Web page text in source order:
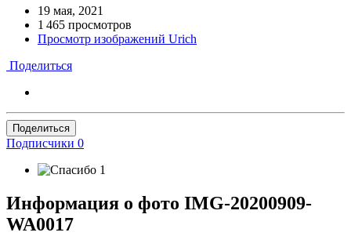
19 мая, 2021
1 465 просмотров
Просмотр изображений Urich
Поделиться
Поделиться
Подписчики 0
1
Информация о фото IMG-20200909-
WA0017